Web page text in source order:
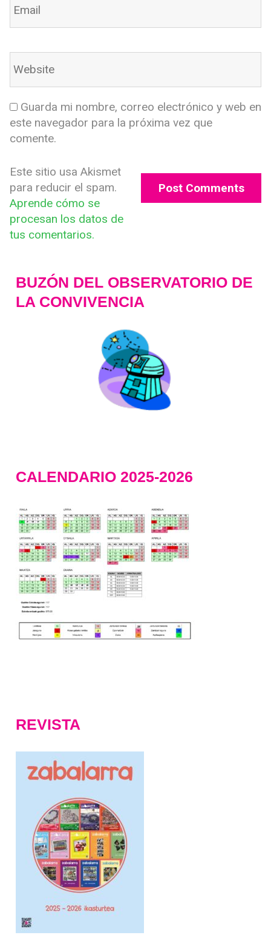
Guarda mi nombre, correo electrónico y web en
este navegador para la próxima vez que
comente.
Este sitio usa Akismet
para reducir el spam.
Aprende cómo se
procesan los datos de
tus comentarios.
BUZÓN DEL OBSERVATORIO DE
LA CONVIVENCIA
CALENDARIO 2025-2026
REVISTA